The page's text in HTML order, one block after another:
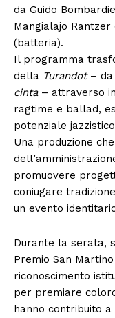
da Guido
Mangialajo
(batteria).
Il programma
della Turandot – da
cinta– attraverso
ragtime e ballad,
potenziale
Una produzione
promuovere
coniugare
un evento
Durante la serata,
Premio San
riconoscimento
per premiare
hanno contribuito